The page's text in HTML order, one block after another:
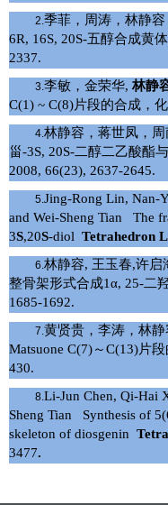
2. 季菲，周涛，林静
6R, 16S, 20S-五醇合成黄
2337.
3. 李敏，金荣华, 林静
C(1) ~ C(8)片段的合成，
4. 林静容，蒋世凤，周
甾-3S, 20S-二醇二乙酸酯
2008, 66(23), 2637-2645.
5. Jing-Rong Lin, Nan-
and Wei-Sheng Tian The
3S,20S-diol Tetrahedron
6. 林静容, 王玉春,许启
整骨架形式合成1α, 25-二
1685-1692.
7. 黄贤贵，李涛，林静
Matsuone C(7)～C(13)片
430.
8. Li-Jun Chen, Qi-Hai
Sheng Tian Synthesis of
skeleton of diosgenin
3477.